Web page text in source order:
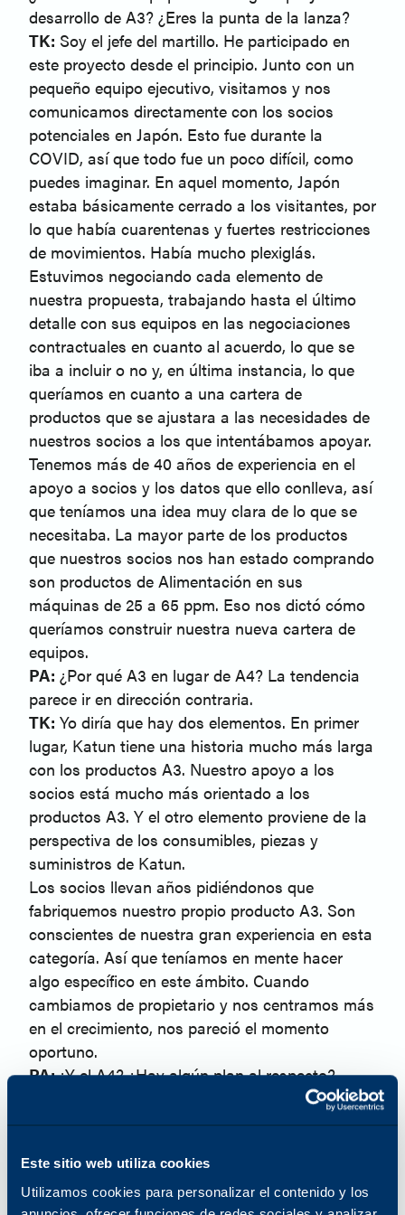
Este sitio web utiliza cookies
Utilizamos cookies para personalizar el contenido y los
desarrollo de A3? ¿Eres la punta de la lanza?
TK: Soy el jefe del martillo. He participado en
este proyecto desde el principio. Junto con un
pequeño equipo ejecutivo, visitamos y nos
comunicamos directamente con los socios
potenciales en Japón. Esto fue durante la
COVID, así que todo fue un poco difícil, como
puedes imaginar. En aquel momento, Japón
estaba básicamente cerrado a los visitantes, por
lo que había cuarentenas y fuertes restricciones
de movimientos. Había mucho plexiglás.
Estuvimos negociando cada elemento de
nuestra propuesta, trabajando hasta el último
detalle con sus equipos en las negociaciones
contractuales en cuanto al acuerdo, lo que se
iba a incluir o no y, en última instancia, lo que
queríamos en cuanto a una cartera de
productos que se ajustara a las necesidades de
nuestros socios a los que intentábamos apoyar.
Tenemos más de 40 años de experiencia en el
apoyo a socios y los datos que ello conlleva, así
que teníamos una idea muy clara de lo que se
necesitaba. La mayor parte de los productos
que nuestros socios nos han estado comprando
son productos de Alimentación en sus
máquinas de 25 a 65 ppm. Eso nos dictó cómo
queríamos construir nuestra nueva cartera de
equipos.
PA: ¿Por qué A3 en lugar de A4? La tendencia
parece ir en dirección contraria.
TK: Yo diría que hay dos elementos. En primer
lugar, Katun tiene una historia mucho más larga
con los productos A3. Nuestro apoyo a los
socios está mucho más orientado a los
productos A3. Y el otro elemento proviene de la
perspectiva de los consumibles, piezas y
suministros de Katun.
Los socios llevan años pidiéndonos que
fabriquemos nuestro propio producto A3. Son
conscientes de nuestra gran experiencia en esta
categoría. Así que teníamos en mente hacer
algo específico en este ámbito. Cuando
cambiamos de propietario y nos centramos más
en el crecimiento, nos pareció el momento
oportuno.
PA:¿Y el A4? ¿Hay algún plan al respecto?
PA:¿Cuál ha sido el mayor reto de este
TK:Probablemente el aspecto más difícil para
mí personalmente es simplemente mi